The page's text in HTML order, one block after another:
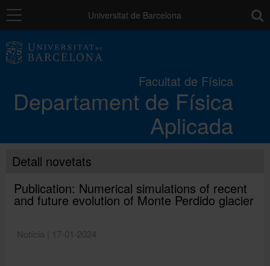
Navegació Universitat de Barcelona
Facultat de Física
Departament de Física
Aplicada
El Departament
Docència
Recerca
Detall novetats
Publication: Numerical simulations of recent
and future evolution of Monte Perdido glacier
Notícia | 17-01-2024